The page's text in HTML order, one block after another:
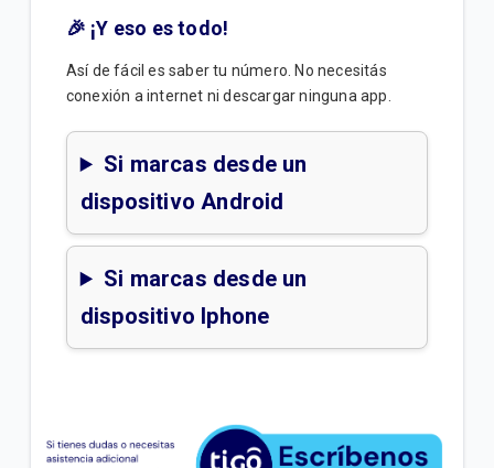
🎉 ¡Y eso es todo!
Así de fácil es saber tu número. No necesitás
conexión a internet ni descargar ninguna app.
Si marcas desde un
dispositivo Android
Si marcas desde un
dispositivo Iphone